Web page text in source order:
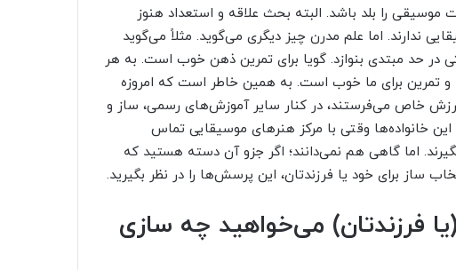
را بلد باشد. البته بحث علاقه و استعداد هنوز
ندارند. اما علم مدرن چیز دیگری می‌گوید. مثلاً می‌گوید
حد مبتدی بنوازد. گویا برای تمرین ذهن خوب است. به هر
برای ما خوب است. به همین خاطر است که امروزه
خاص می‌فرستند، در کنار سایر آموزش‌های رسمی، ساز و
خانواده‌‌ها وقتی با مرکز هنرهای موسیقایی تماس
اما گاهی هم نمی‌دانند؛ اگر جزو آن دسته هستید که
ساز برای خود یا فرزندتان، این پرسش‌ها را در نظر بگیرید.
فرزندتان) می‌خواهید چه سازی